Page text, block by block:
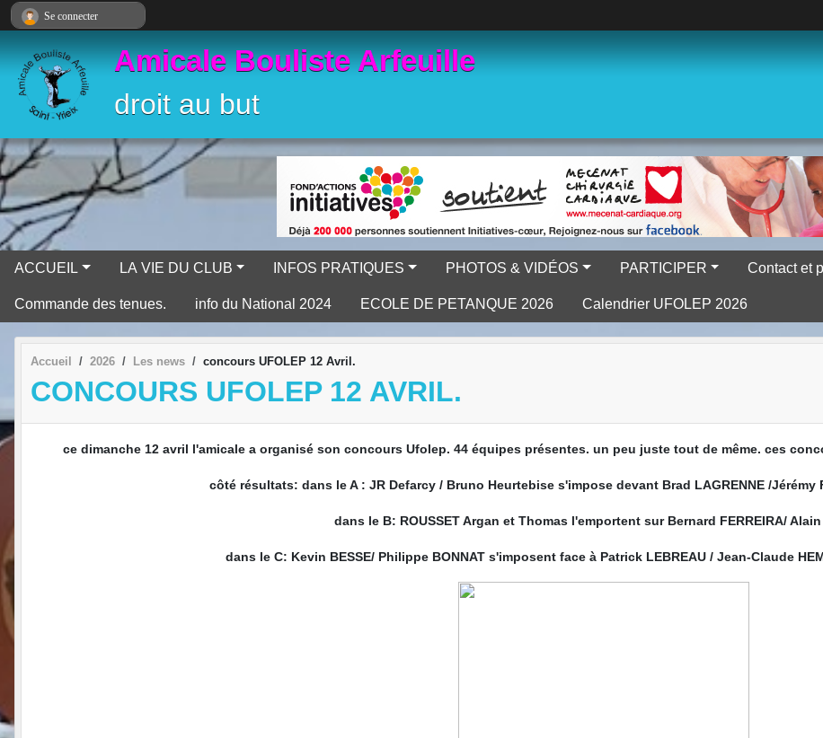
Amicale Bouliste Arfeuille
droit au but
ACCUEIL LA VIE DU CLUB INFOS PRATIQUES PHOTOS & VIDÉOS PARTICIPER Contact et
Commande des tenues. info du National 2024 ECOLE DE PETANQUE 2026 Calendrier UFOLEP 2026
Accueil 2026 Les news concours UFOLEP 12 Avril.
CONCOURS UFOLEP 12 AVRIL.
ce dimanche 12 avril l'amicale a organisé son concours Ufolep. 44 équipes présentes. un peu juste tout de même. ces
côté résultats: dans le A : JR Defarcy / Bruno Heurtebise s'impose devant Brad LAGRENNE /Jérémy
dans le B: ROUSSET Argan et Thomas l'emportent sur Bernard FERREIRA/ Alain
dans le C: Kevin BESSE/ Philippe BONNAT s'imposent face à Patrick LEBREAU / Jean-Claude
Se connecter
Panneau de gestion des cookies